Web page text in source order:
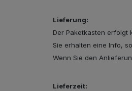
Lieferung:
Der Paketkasten erfolgt
Sie erhalten eine Info,
Wenn Sie den
Lieferzeit: